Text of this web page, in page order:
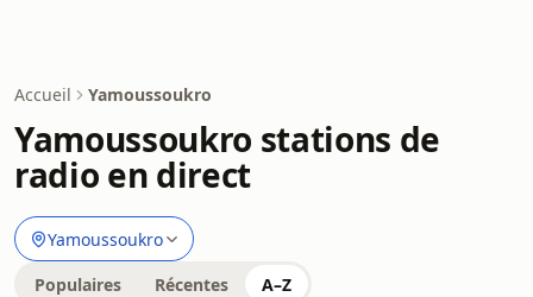
Accueil Yamoussoukro
Yamoussoukro stations de
radio en direct
Yamoussoukro
Populaires Récentes A–Z